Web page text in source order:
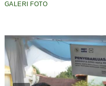
GALERI FOTO